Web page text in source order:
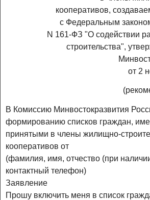
кооперативов,
с Федеральным
N 161-ФЗ "О содействии
строительства",
от 2
В Комиссию Минвостокразвития
формированию списков граждан,
принятыми в члены жилищно-
кооперативов от
(фамилия, имя, отчество (при
контактный телефон)
Заявление
Прошу включить меня в список